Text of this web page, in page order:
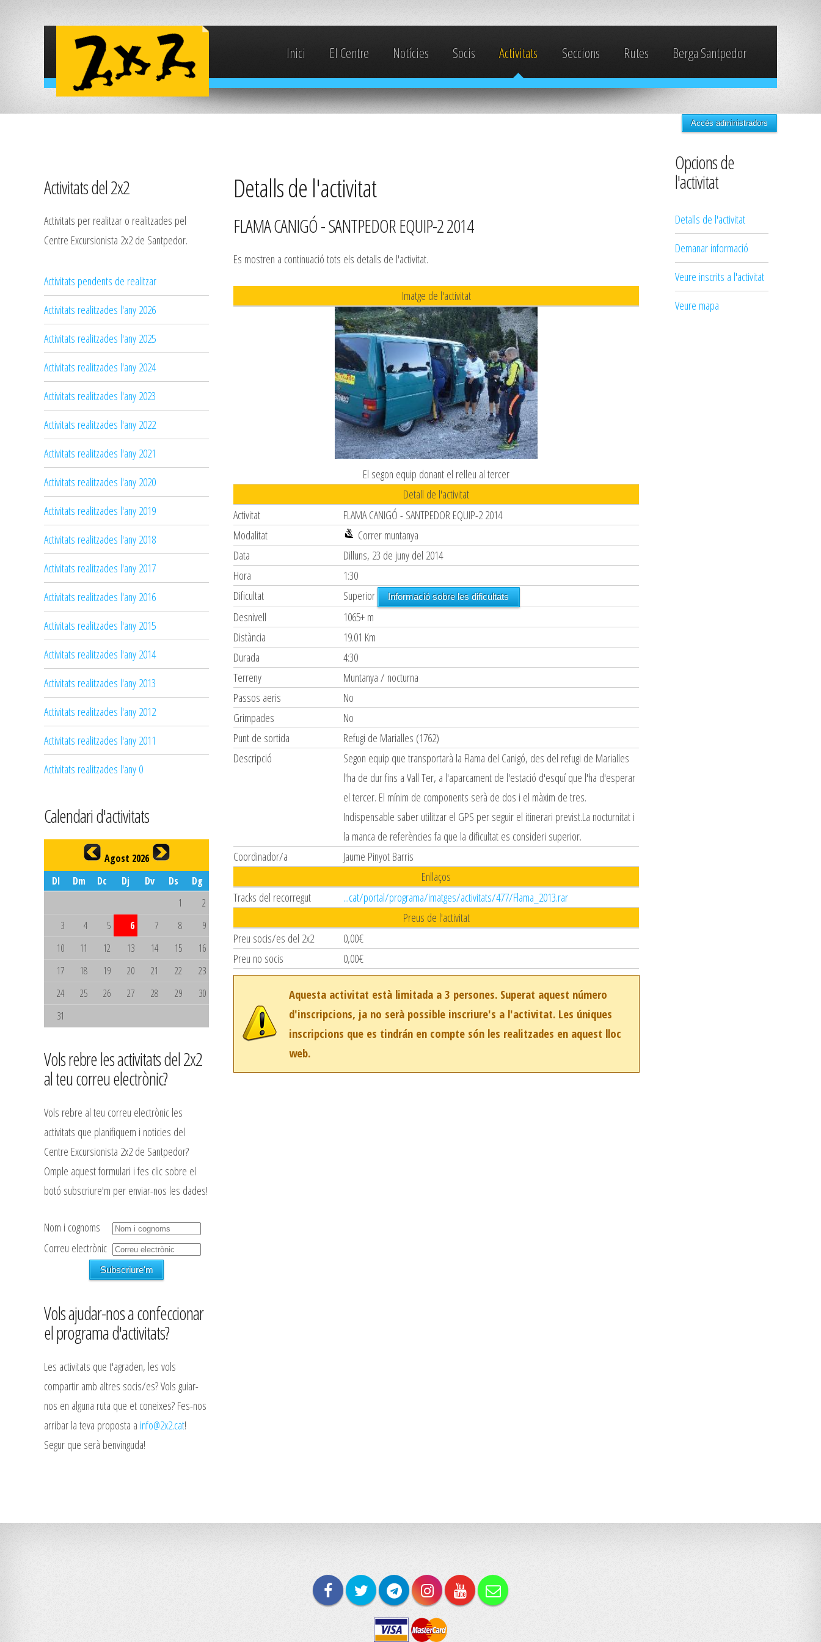
Inici El Centre Notícies Socis Activitats Seccions Rutes Berga Santpedor
Accés administradors
Activitats del 2x2
Activitats per realitzar o realitzades pel
Centre Excursionista 2x2 de Santpedor.
Activitats pendents de realitzar
Activitats realitzades l'any 2026
Activitats realitzades l'any 2025
Activitats realitzades l'any 2024
Activitats realitzades l'any 2023
Activitats realitzades l'any 2022
Activitats realitzades l'any 2021
Activitats realitzades l'any 2020
Activitats realitzades l'any 2019
Activitats realitzades l'any 2018
Activitats realitzades l'any 2017
Activitats realitzades l'any 2016
Activitats realitzades l'any 2015
Activitats realitzades l'any 2014
Activitats realitzades l'any 2013
Activitats realitzades l'any 2012
Activitats realitzades l'any 2011
Activitats realitzades l'any 0
Calendari d'activitats
Agost 2026
Dl
Dm Dc Dj Dv Ds
Dg
1
2
3
4 5 6 7 8
9
10
11 12 13 14 15
16
17
18 19 20 21 22
23
24
25 26 27 28 29
30
31
Vols rebre les activitats del 2x2
al teu correu electrònic?
Vols rebre al teu correu electrònic les
activitats que planifiquem i noticies del
Centre Excursionista 2x2 de Santpedor?
Omple aquest formulari i fes clic sobre el
botó subscriure'm per enviar-nos les dades!
Nom i cognoms
Correu electrònic
Vols ajudar-nos a confeccionar
el programa d'activitats?
Les activitats que t'agraden, les vols
compartir amb altres socis/es? Vols guiar-
nos en alguna ruta que et coneixes? Fes-nos
arribar la teva proposta a info@2x2.cat!
Segur que serà benvinguda!
Detalls de l'activitat
FLAMA CANIGÓ - SANTPEDOR EQUIP-2 2014
Es mostren a continuació tots els detalls de l'activitat.
Imatge de l'activitat
El segon equip donant el relleu al tercer
Detall de l'activitat
Activitat
FLAMA CANIGÓ - SANTPEDOR EQUIP-2 2014
Modalitat
Correr muntanya
Data
Dilluns, 23 de juny del 2014
Hora
1:30
Dificultat
Superior Informació sobre les dificultats
Desnivell
1065+ m
Distància
19.01 Km
Durada
4:30
Terreny
Muntanya / nocturna
Passos aeris
No
Grimpades
No
Punt de sortida
Refugi de Marialles (1762)
Descripció
Segon equip que transportarà la Flama del Canigó, des del refugi de Marialles
l'ha de dur fins a Vall Ter, a l'aparcament de l'estació d'esquí que l'ha d'esperar
el tercer. El mínim de components serà de dos i el màxim de tres.
Indispensable saber utilitzar el GPS per seguir el itinerari previst.La nocturnitat i
la manca de referències fa que la dificultat es consideri superior.
Coordinador/a
Jaume Pinyot Barris
Enllaços
Tracks del recorregut
...cat/portal/programa/imatges/activitats/477/Flama_2013.rar
Preus de l'activitat
Preu socis/es del 2x2
0,00€
Preu no socis
0,00€
Aquesta activitat està limitada a 3 persones. Superat aquest número
d'inscripcions, ja no serà possible inscriure's a l'activitat. Les úniques
inscripcions que es tindrán en compte són les realitzades en aquest lloc
web.
Opcions de
l'activitat
Detalls de l'activitat
Demanar informació
Veure inscrits a l'activitat
Veure mapa